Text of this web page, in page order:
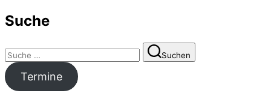
Suche
Suchen
nach:
Suchen
Termine